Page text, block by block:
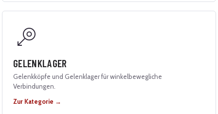
GELENKLAGER
Gelenkköpfe und Gelenklager für winkelbewegliche
Verbindungen.
Zur Kategorie →